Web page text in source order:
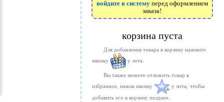
войдите в системуперед оформлением
заказа!